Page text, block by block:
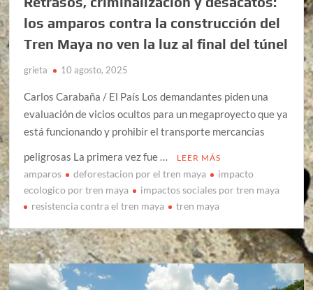
los amparos contra la construcción del
Tren Maya no ven la luz al final del túnel
grieta 10 agosto, 2025
Carlos Carabaña / El País Los demandantes piden una
evaluación de vicios ocultos para un megaproyecto que ya
está funcionando y prohibir el transporte mercancías
peligrosas La primera vez fue …
LEER MÁS
amparos deforestacion por el tren maya
impacto
ecologico por tren maya
impactos sociales por tren maya
resistencia contra el tren maya
tren maya